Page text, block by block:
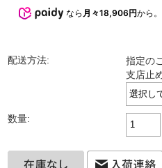
なら 月々18,906円から
配送方法:
指定の
支店止
数量: